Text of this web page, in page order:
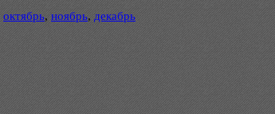
октябрь, ноябрь, декабрь